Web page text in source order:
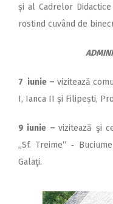
și al Cadrelor
rostind cuvând de
7 iunie – vizitează
I, Ianca II și Filipești,
9 iunie –vizitează şi
„Sf. Treime“ ‑
Galaţi.